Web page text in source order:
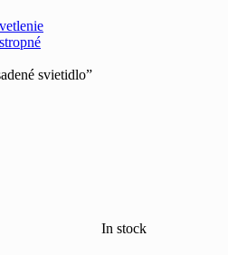
svietidlo”
In stock